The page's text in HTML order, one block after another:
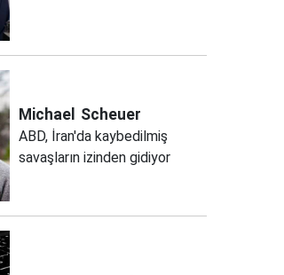
Michael Scheuer
ABD, İran'da kaybedilmiş
savaşların izinden gidiyor